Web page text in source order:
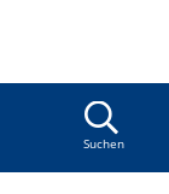
Suchen